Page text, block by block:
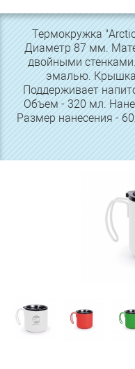
Термокружка
Диаметр 87 мм.
двойными
эмалью. Крышка
Поддерживает
Объем - 320 мл.
Размер нанесения -